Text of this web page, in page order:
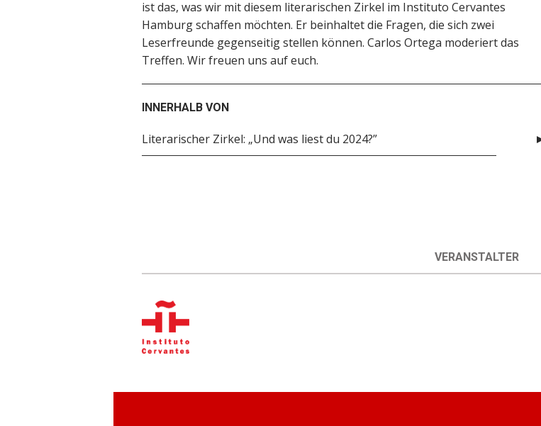
ist das, was wir mit diesem literarischen Zirkel im Instituto Cervantes
Hamburg schaffen möchten. Er beinhaltet die Fragen, die sich zwei
Leserfreunde gegenseitig stellen können. Carlos Ortega moderiert das
Treffen. Wir freuen uns auf euch.
INNERHALB VON
Literarischer Zirkel: „Und was liest du 2024?”
VERANSTALTER